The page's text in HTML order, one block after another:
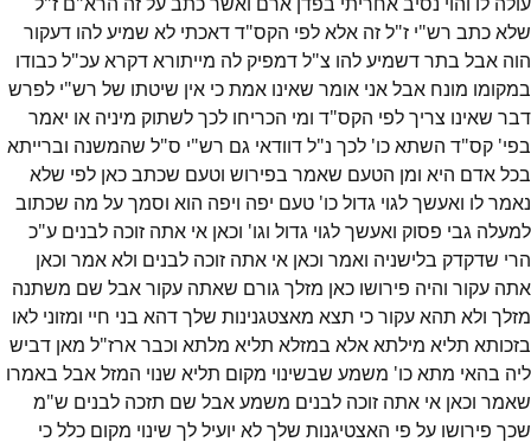
שלא כתב רש"י ז"ל זה אלא לפי הקס"ד דאכתי לא שמיע להו דעקור
הוה אבל בתר דשמיע להו צ"ל דמפיק לה מייתורא דקרא עכ"ל כבודו
במקומו מונח אבל אני אומר שאינו אמת כי אין שיטתו של רש"י לפרש
דבר שאינו צריך לפי הקס"ד ומי הכריחו לכך לשתוק מיניה או יאמר
בפי' קס"ד השתא כו' לכך נ"ל דוודאי גם רש"י ס"ל שהמשנה וברייתא
בכל אדם היא ומן הטעם שאמר בפירוש וטעם שכתב כאן לפי שלא
נאמר לו ואעשך לגוי גדול כו' טעם יפה ויפה הוא וסמך על מה שכתוב
למעלה גבי פסוק ואעשך לגוי גדול וגו' וכאן אי אתה זוכה לבנים ע"כ
הרי שדקדק בלישניה ואמר וכאן אי אתה זוכה לבנים ולא אמר וכאן
אתה עקור והיה פירושו כאן מזלך גורם שאתה עקור אבל שם משתנה
מזלך ולא תהא עקור כי תצא מאצטגנינות שלך דהא בני חיי ומזוני לאו
בזכותא תליא מילתא אלא במזלא תליא מלתא וכבר ארז"ל מאן דביש
ליה בהאי מתא כו' משמע שבשינוי מקום תליא שנוי המזל אבל באמרו
שאמר וכאן אי אתה זוכה לבנים משמע אבל שם תזכה לבנים ש"מ
שכך פירושו על פי האצטיגנות שלך לא יועיל לך שינוי מקום כלל כי